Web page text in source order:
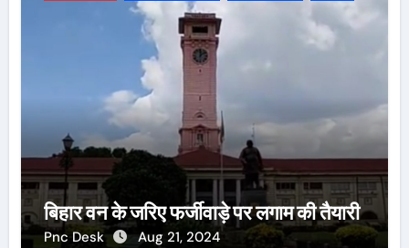
बिहार वन के जरिए फर्जीवाड़े पर लगाम की तैयारी
Pnc Desk Aug 21, 2024